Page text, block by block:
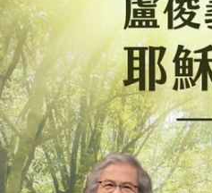
居家生活 3C家電
女裝 男裝
日本購物 電子/紙本書